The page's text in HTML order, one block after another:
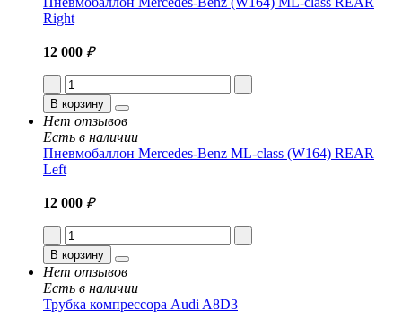
Right
12 000 ₽
В корзину
Нет отзывов
Есть в наличии
Пневмобаллон Mercedes-Benz ML-class (W164) REAR
Left
12 000 ₽
В корзину
Нет отзывов
Есть в наличии
Трубка компрессора Audi A8D3